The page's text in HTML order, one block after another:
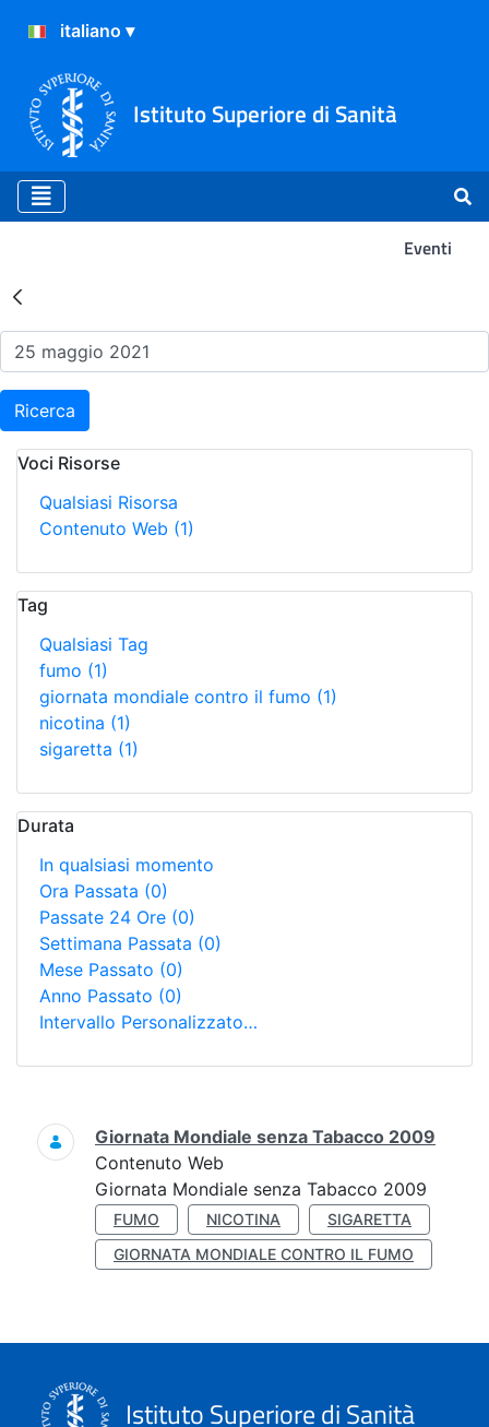
Istituto Superiore di Sanità
Eventi
Risultati della Ricerca -
Ricerca
Voci Risorse
Qualsiasi Risorsa
Contenuto Web (1)
Tag
Qualsiasi Tag
fumo (1)
giornata mondiale contro il fumo (1)
nicotina (1)
sigaretta (1)
Durata
In qualsiasi momento
Ora Passata (0)
Passate 24 Ore (0)
Settimana Passata (0)
Mese Passato (0)
Anno Passato (0)
Intervallo Personalizzato…
Ricerca
Giornata Mondiale senza Tabacco 2009
Contenuto Web
Giornata Mondiale senza Tabacco 2009
FUMO NICOTINA
SIGARETTA
GIORNATA MONDIALE CONTRO IL FUMO
Istituto Superiore di Sanità